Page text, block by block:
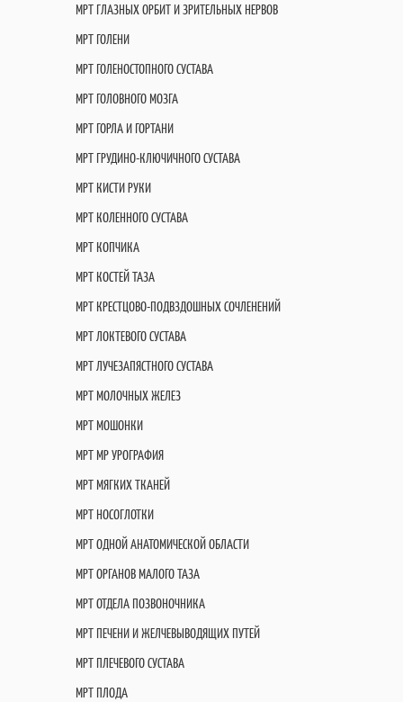
МРТ ГЛАЗНЫХ ОРБИТ И ЗРИТЕЛЬНЫХ НЕРВОВ
МРТ ГОЛЕНИ
МРТ ГОЛЕНОСТОПНОГО СУСТАВА
МРТ ГОЛОВНОГО МОЗГА
МРТ ГОРЛА И ГОРТАНИ
МРТ ГРУДИНО-КЛЮЧИЧНОГО СУСТАВА
МРТ КИСТИ РУКИ
МРТ КОЛЕННОГО СУСТАВА
МРТ КОПЧИКА
МРТ КОСТЕЙ ТАЗА
МРТ КРЕСТЦОВО-ПОДВЗДОШНЫХ СОЧЛЕНЕНИЙ
МРТ ЛОКТЕВОГО СУСТАВА
МРТ ЛУЧЕЗАПЯСТНОГО СУСТАВА
МРТ МОЛОЧНЫХ ЖЕЛЕЗ
МРТ МОШОНКИ
МРТ МР УРОГРАФИЯ
МРТ МЯГКИХ ТКАНЕЙ
МРТ НОСОГЛОТКИ
МРТ ОДНОЙ АНАТОМИЧЕСКОЙ ОБЛАСТИ
МРТ ОРГАНОВ МАЛОГО ТАЗА
МРТ ОТДЕЛА ПОЗВОНОЧНИКА
МРТ ПЕЧЕНИ И ЖЕЛЧЕВЫВОДЯЩИХ ПУТЕЙ
МРТ ПЛЕЧЕВОГО СУСТАВА
МРТ ПЛОДА